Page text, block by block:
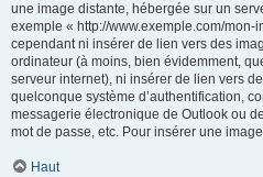
une image distante, hébergée sur un
exemple « http://www.exemple.com/mon-
cependant ni insérer de lien vers des
ordinateur (à moins, bien évidemment,
serveur internet), ni insérer de lien vers
quelconque système d’authentification,
messagerie électronique de Outlook ou
mot de passe, etc. Pour insérer une
Haut